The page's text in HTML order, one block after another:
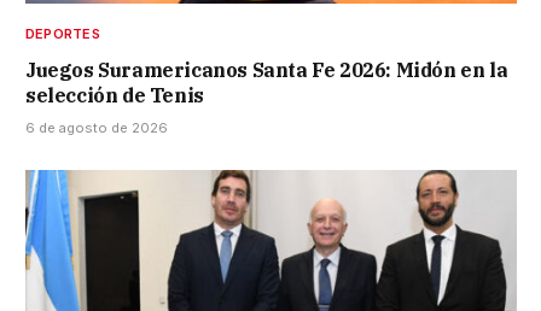
DEPORTES
Juegos Suramericanos Santa Fe 2026: Midón en la
selección de Tenis
6 de agosto de 2026